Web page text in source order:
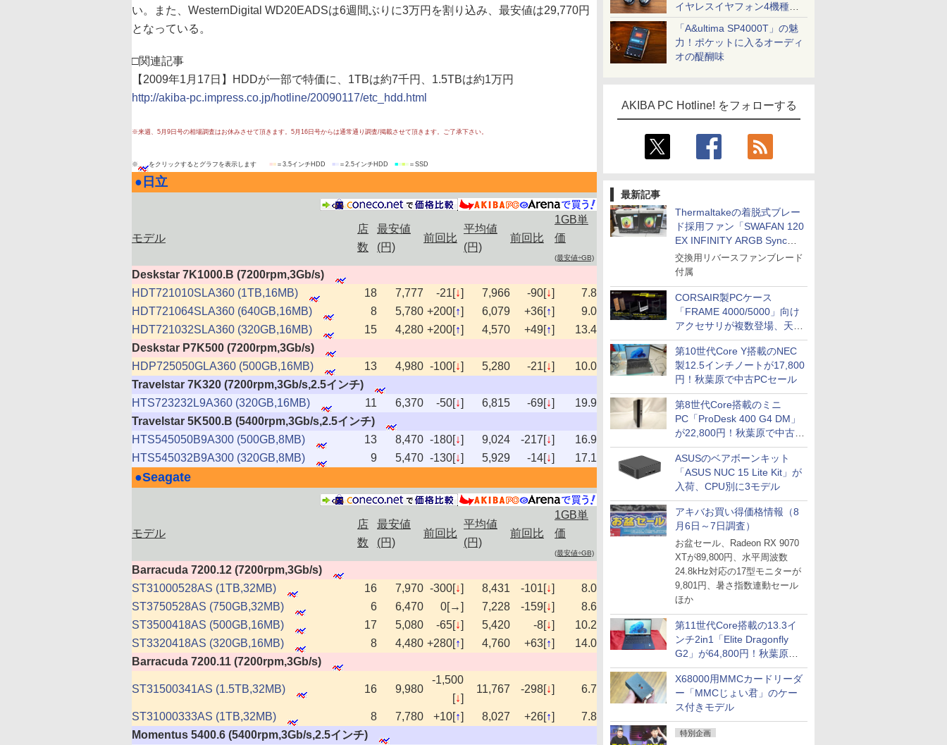
イヤレスイヤフォン4機種を
一気に聴く
「A&ultima SP4000T」の魅
力！ポケットに入るオーディ
オの醍醐味
AKIBA PC Hotline! をフォローする
最新記事
Thermaltakeの着脱式ブレー
ド採用ファン「SWAFAN 120
EX INFINITY ARGB Sync」
に単品パッケージ
交換用リバースファンブレード
付属
CORSAIR製PCケース
「FRAME 4000/5000」向け
アクセサリが複数登場、天然
木製パネルや背面コネクタ対
応トレイなど
第10世代Core Y搭載のNEC
製12.5インチノートが17,800
円！秋葉原で中古PCセール
第8世代Core搭載のミニ
PC「ProDesk 400 G4 DM」
が22,800円！秋葉原で中古
PCセール
ASUSのベアボーンキット
「ASUS NUC 15 Lite Kit」が
入荷、CPU別に3モデル
アキバお買い得価格情報（8
月6日～7日調査）
お盆セール、Radeon RX 9070
XTが89,800円、水平周波数
24.8kHz対応の17型モニターが
9,801円、暑さ指数連動セール
ほか
第11世代Core搭載の13.3イ
ンチ2in1「Elite Dragonfly
G2」が64,800円！秋葉原で
中古PCセール
X68000用MMCカードリーダ
ー「MMCじょい君」のケー
ス付きモデル
特別企画
い。また、WesternDigital WD20EADSは6週間ぶりに3万円を割り込み、最安値は29,770円
となっている。
□関連記事
【2009年1月17日】HDDが一部で特価に、1TBは約7千円、1.5TBは約1万円
http://akiba-pc.impress.co.jp/hotline/20090117/etc_hdd.html
※来週、5月9日号の相場調査はお休みさせて頂きます。5月16日号からは通常通り調査/掲載させて頂きます。ご了承下さい。
※ をクリックするとグラフを表示します ■■ ＝3.5インチHDD ■ ＝2.5インチHDD ■■■■ ＝SSD
● 日立
モデル
店
数
最安値
(円)
前回比
平均値
(円)
前回比
1GB単
価
(最安値÷GB)
Deskstar 7K1000.B (7200rpm,3Gb/s)
HDT721010SLA360 (1TB,16MB)
18 7,777 -21[↓] 7,966 -90[↓]
7.8
HDT721064SLA360 (640GB,16MB)
8 5,780 +200[↑] 6,079 +36[↑]
9.0
HDT721032SLA360 (320GB,16MB)
15 4,280 +200[↑] 4,570 +49[↑]
13.4
Deskstar P7K500 (7200rpm,3Gb/s)
HDP725050GLA360 (500GB,16MB)
13 4,980 -100[↓] 5,280 -21[↓]
10.0
Travelstar 7K320 (7200rpm,3Gb/s,2.5インチ)
HTS723232L9A360 (320GB,16MB)
11 6,370 -50[↓] 6,815 -69[↓]
19.9
Travelstar 5K500.B (5400rpm,3Gb/s,2.5インチ)
HTS545050B9A300 (500GB,8MB)
13 8,470 -180[↓] 9,024 -217[↓]
16.9
HTS545032B9A300 (320GB,8MB)
9 5,470 -130[↓] 5,929 -14[↓]
17.1
●Seagate
モデル
店
数
最安値
(円)
前回比
平均値
(円)
前回比
1GB単
価
(最安値÷GB)
Barracuda 7200.12 (7200rpm,3Gb/s)
ST31000528AS (1TB,32MB)
16 7,970 -300[↓] 8,431 -101[↓]
8.0
ST3750528AS (750GB,32MB)
6 6,470 0[→] 7,228 -159[↓]
8.6
ST3500418AS (500GB,16MB)
17 5,080 -65[↓] 5,420 -8[↓]
10.2
ST3320418AS (320GB,16MB)
8 4,480 +280[↑] 4,760 +63[↑]
14.0
Barracuda 7200.11 (7200rpm,3Gb/s)
ST31500341AS (1.5TB,32MB) 16 9,980
-1,500
[↓]
11,767 -298[↓] 6.7
ST31000333AS (1TB,32MB) 8 7,780 +10[↑] 8,027 +26[↑]
7.8
Momentus 5400.6 (5400rpm,3Gb/s,2.5インチ)